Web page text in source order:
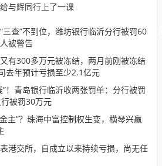
与辉同行上了一课
三查”不到位，潍坊银行临沂分行被罚60
被警告
有300多万元被冻结，两月前刚被冻结
去年预计亏损至少2.1亿元
”！青岛银行临沂收两张罚单：分行被罚
被罚30万元
主”？珠海中富控制权生变，横琴兴赢
港交所，自成立以来持续亏损，尚无任